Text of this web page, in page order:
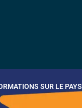
SUR LE PAYS